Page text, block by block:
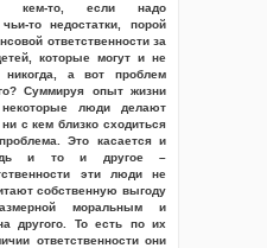
кем-то, если надо
то недостатки, порой
ответственности за
которые могут и не
никогда, а вот проблем
Суммируя опыт жизни
люди делают
с кем близко сходиться
Это касается и
и то и другое –
эти люди не
собственную выгоду
моральным и
другого. То есть по их
ответственности они